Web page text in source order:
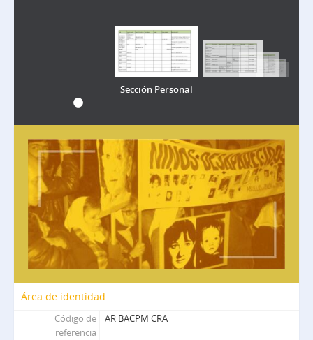
Sección Personal
Área de identidad
Código de
referencia
AR BACPM CRA